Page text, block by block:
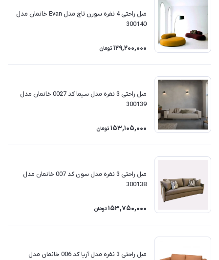
مبل راحتی 4 نفره سورن تاج مدل Evan خانمان مدل
300140
129,200,000 تومان
مبل راحتی 3 نفره مدل سیما کد 0027 خانمان مدل
300139
153,105,000 تومان
مبل راحتی 3 نفره مدل سون کد 007 خانمان مدل
300138
153,750,000 تومان
مبل راحتی 3 نفره مدل آریا کد 006 خانمان مدل